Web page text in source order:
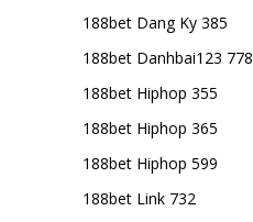
188bet Dang Ky 385
188bet Danhbai123 778
188bet Hiphop 355
188bet Hiphop 365
188bet Hiphop 599
188bet Link 732